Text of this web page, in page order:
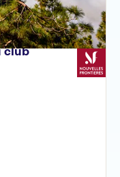
club